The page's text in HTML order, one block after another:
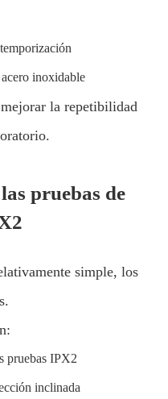
inoxidable
la repetibilidad
pruebas de
simple, los
pruebas IPX2
inclinada